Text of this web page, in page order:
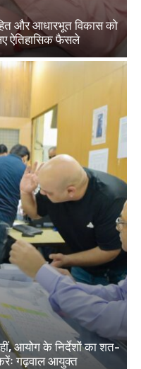
और आधारभूत विकास को
ऐतिहासिक फैसले
आयोग के निर्देशों का शत-
गढ़वाल आयुक्त